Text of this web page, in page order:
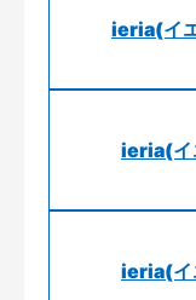
ieria(イ
ieria(イ
ieria(イ